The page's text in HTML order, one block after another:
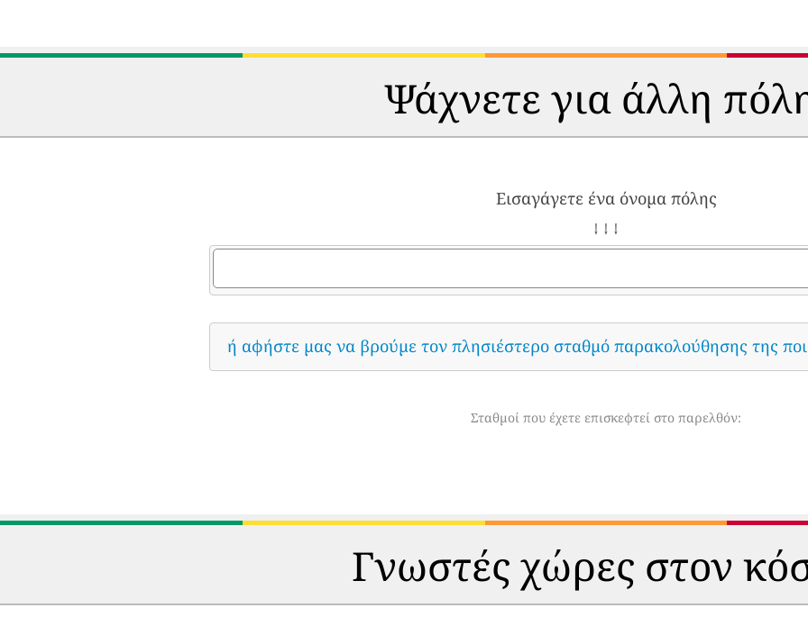
Ψάχνετε για άλλη
Εισαγάγετε ένα όνομα πόλης
↓ ↓ ↓
ή αφήστε μας να βρούμε τον πλησιέστερο σταθμό παρακολούθησης της
Σταθμοί που έχετε επισκεφτεί στο παρελθόν:
Γνωστές χώρες στον